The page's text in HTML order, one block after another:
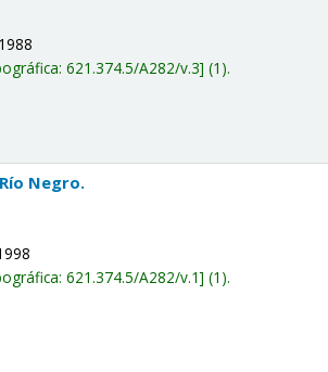
621.374.5/A282/v.3 (1).
Río Negro.
621.374.5/A282/v.1 (1).